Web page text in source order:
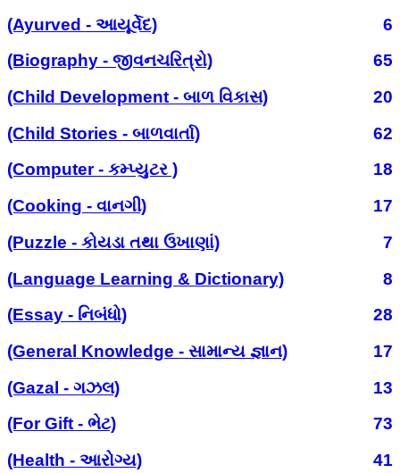
(Ayurved - આયૂર્વેદ)
6
(Biography - જીવનચરિત્રો)
65
(Child Development - બાળ વિકાસ)
20
(Child Stories - બાળવાર્તા)
62
(Computer - કમ્પ્યુટર )
18
(Cooking - વાનગી)
17
(Puzzle - કોયડા તથા ઉખાણાં)
7
(Language Learning & Dictionary)
8
(Essay - નિબંધો)
28
(General Knowledge - સામાન્ય જ્ઞાન)
17
(Gazal - ગઝલ)
13
(For Gift - ભેટ)
73
(Health - આરોગ્ય)
41